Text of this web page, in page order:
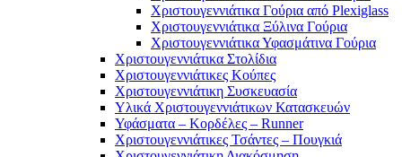
Χριστουγεννιάτικα Γούρια από Plexiglass
Χριστουγεννιάτικα Ξύλινα Γούρια
Χριστουγεννιάτικα Υφασμάτινα Γούρια
Χριστουγεννιάτικα Στολίδια
Χριστουγεννιάτικες Κούπες
Χριστουγεννιάτικη Συσκευασία
Υλικά Χριστουγεννιάτικων Κατασκευών
Υφάσματα – Κορδέλες – Runner
Χριστουγεννιάτικες Τσάντες – Πουγκιά